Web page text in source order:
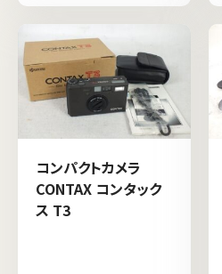
コンパクトカメラ
CONTAX コンタック
ス T3